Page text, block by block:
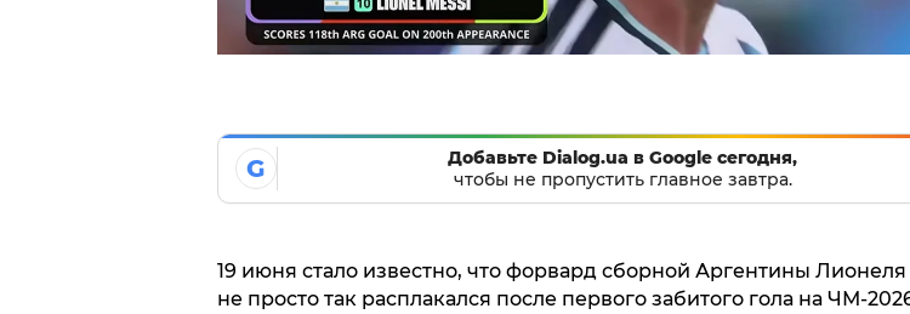
G
Добавьте Dialog.ua в Google сегодня,
чтобы не пропустить главное завтра.
19 июня стало известно, что форвард сборной Аргентины
не просто так расплакался после первого забитого гола на ЧМ-